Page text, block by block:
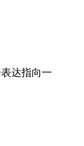
达指向一